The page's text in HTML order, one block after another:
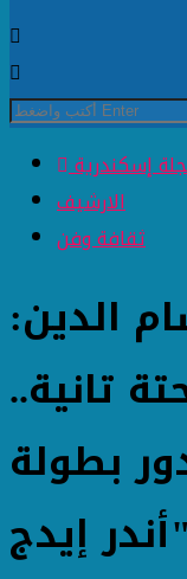
إسكندرية
الارشيف
ثقافة وفن
الدين:
تانية..
بطولة